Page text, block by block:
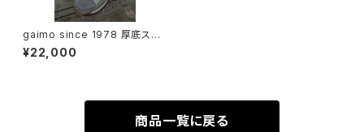
gaimo since 1978 厚底スニ
ーカー ピンクベージュ
¥22,000
商品一覧に戻る